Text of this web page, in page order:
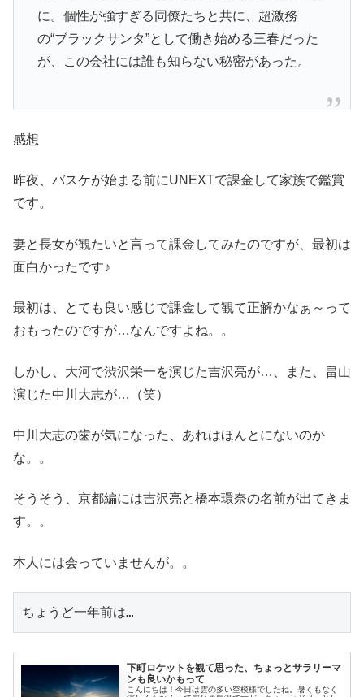
に。個性が強すぎる同僚たちと共に、超激務
の“ブラックサンタ”として働き始める三春だった
が、この会社には誰も知らない秘密があった。
感想
昨夜、バスケが始まる前にUNEXTで課金して家族で鑑賞
です。
妻と長女が観たいと言って課金してみたのですが、最初は
面白かったです♪
最初は、とても良い感じで課金して観て正解かなぁ～って
おもったのですが…なんですよね。。
しかし、大河で渋沢栄一を演じた吉沢亮が…、また、畠山
演じた中川大志が…（笑）
中川大志の歯が気になった、あれはほんとにないのか
な。。
そうそう、京都編には吉沢亮と橋本環奈の名前が出てきま
す。。
本人には会っていませんが。。
ちょうど一年前は…
下町ロケットを観て思った、ちょっとサラリーマ
ンも良いかもって
こんにちは！今日は雲の多い空模様でしたね。暑くもなく